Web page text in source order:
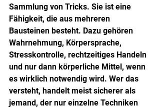
Sammlung von Tricks. Sie ist eine
Fähigkeit, die aus mehreren
Bausteinen besteht. Dazu gehören
Wahrnehmung, Körpersprache,
Stresskontrolle, rechtzeitiges Handeln
und nur dann körperliche Mittel, wenn
es wirklich notwendig wird. Wer das
versteht, handelt meist sicherer als
jemand, der nur einzelne Techniken